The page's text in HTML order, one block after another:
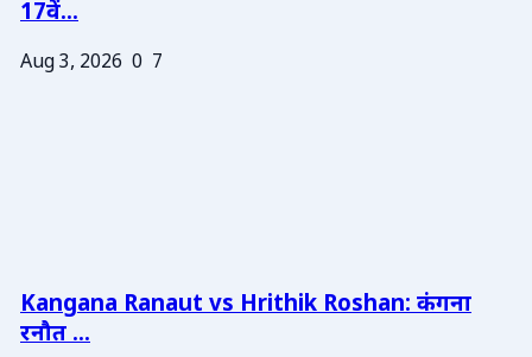
17वें...
Aug 3, 2026 0 7
Kangana Ranaut vs Hrithik Roshan: कंगना
रनौत ...